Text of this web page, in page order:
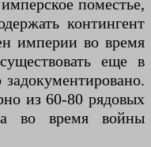
поместье,
контингент
империи во время
еще в
из 60-80 рядовых
во время войны